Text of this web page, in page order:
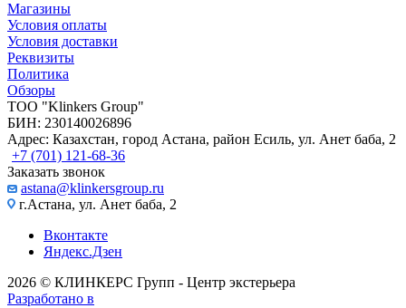
Магазины
Условия оплаты
Условия доставки
Реквизиты
Политика
Обзоры
TOO "Klinkers Group"
БИН: 230140026896
Адрес: Казахстан, город Астана, район Есиль, ул. Анет баба, 2
+7 (701) 121-68-36
Заказать звонок
astana@klinkersgroup.ru
г.Астана, ул. Анет баба, 2
Вконтакте
Яндекс.Дзен
2026 © КЛИНКЕРС Групп - Центр экстерьера
Разработано в